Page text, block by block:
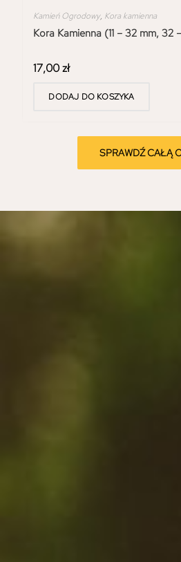
Kamień Ogrodowy, Kora kamienna
Kora Kamienna (11 – 32 mm, 32
17,00zł
DODAJ DO KOSZYKA
SPRAWDŹ CAŁĄ